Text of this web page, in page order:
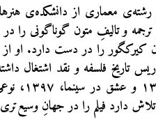
در ۱۳۵۴، فارغ التحصیل رشته‌ی معماری از
علوم انسانی است. او از سال ۱۳۸۳ کار ترجمه‌ و تالیفِ
تاریخ فلسفه و نقد اشتغال
مجموعه کتاب‌
تلاش دارد فیلم را در جهانِ